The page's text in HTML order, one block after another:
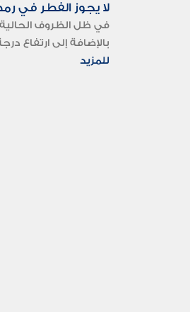
لا يجوز الفطر في
في ظل الظروف الحالية
بالإضافة إلى ارتفاع
للمزيد